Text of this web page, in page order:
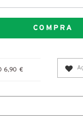
COMPRA
6,90 €